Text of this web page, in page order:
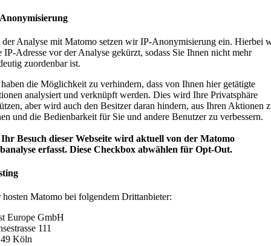
der Analyse mit Matomo setzen wir IP-Anonymisierung ein. Hierbei
IP-Adresse vor der Analyse gekürzt, sodass Sie Ihnen nicht mehr
zuordenbar ist.
die Möglichkeit zu verhindern, dass von Ihnen hier getätigte
analysiert und verknüpft werden. Dies wird Ihre Privatsphäre
aber wird auch den Besitzer daran hindern, aus Ihren Aktionen
und die Bedienbarkeit für Sie und andere Benutzer zu verbessern.
Ihr Besuch dieser Webseite wird aktuell von der Matomo
erfasst. Diese Checkbox abwählen für Opt-Out.
hosten Matomo bei folgendem Drittanbieter:
Europe GmbH
111
Köln